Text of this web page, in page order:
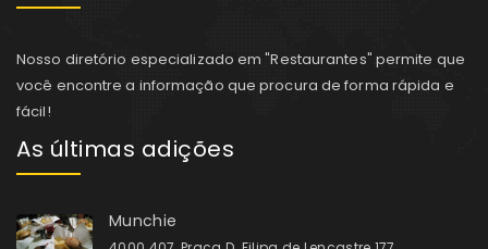
Nosso diretório especializado em "Restaurantes" permite que
você encontre a informação que procura de forma rápida e
fácil!
As últimas adições
Munchie